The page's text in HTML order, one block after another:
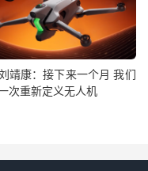
靖康：接下来一个月 我们
次重新定义无人机